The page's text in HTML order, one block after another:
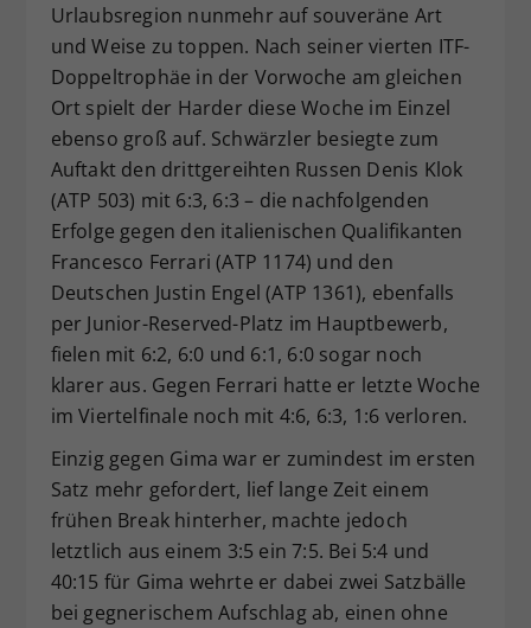
Urlaubsregion nunmehr auf souveräne Art
und Weise zu toppen. Nach seiner vierten ITF-
Doppeltrophäe in der Vorwoche am gleichen
Ort spielt der Harder diese Woche im Einzel
ebenso groß auf. Schwärzler besiegte zum
Auftakt den drittgereihten Russen Denis Klok
(ATP 503) mit 6:3, 6:3 – die nachfolgenden
Erfolge gegen den italienischen Qualifikanten
Francesco Ferrari (ATP 1174) und den
Deutschen Justin Engel (ATP 1361), ebenfalls
per Junior-Reserved-Platz im Hauptbewerb,
fielen mit 6:2, 6:0 und 6:1, 6:0 sogar noch
klarer aus. Gegen Ferrari hatte er letzte Woche
im Viertelfinale noch mit 4:6, 6:3, 1:6 verloren.
Einzig gegen Gima war er zumindest im ersten
Satz mehr gefordert, lief lange Zeit einem
frühen Break hinterher, machte jedoch
letztlich aus einem 3:5 ein 7:5. Bei 5:4 und
40:15 für Gima wehrte er dabei zwei Satzbälle
bei gegnerischem Aufschlag ab, einen ohne